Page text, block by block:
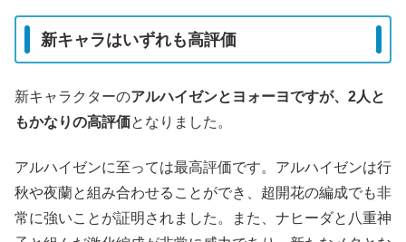
新キャラはいずれも高評価
新キャラクターのアルハイゼンとヨォーヨですが、2人と
もかなりの高評価となりました。
アルハイゼンに至っては最高評価です。アルハイゼンは行
秋や夜蘭と組み合わせることができ、超開花の編成でも非
常に強いことが証明されました。また、ナヒーダと八重神